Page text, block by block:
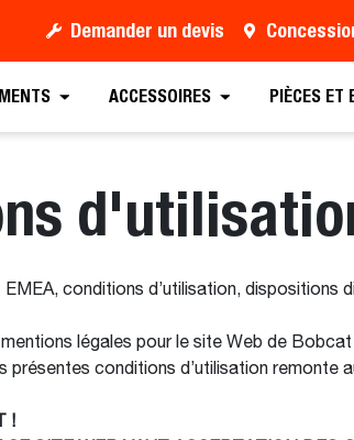
Demander un devis
ACCESSOIRES PIÈCES ET
conditions d’utilisation, dispositions
légales pour le site Web de Bobcat
présentes conditions d’utilisation remonte
!